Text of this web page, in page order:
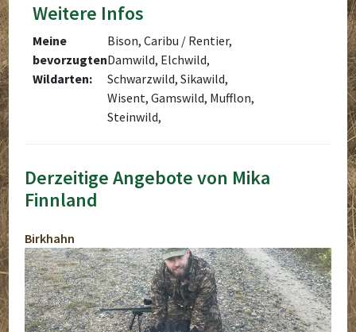
Weitere Infos
Meine
bevorzugten
Wildarten:
Bison, Caribu / Rentier,
Damwild, Elchwild,
Schwarzwild, Sikawild,
Wisent, Gamswild, Mufflon,
Steinwild,
Derzeitige Angebote von Mika
Finnland
Birkhahn